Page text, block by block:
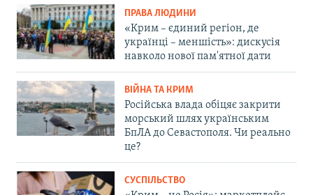
ПРАВА ЛЮДИНИ
«Крим – єдиний регіон, де
українці – меншість»: дискусія
навколо нової пам'ятної дати
ВІЙНА ТА КРИМ
Російська влада обіцяє закрити
морський шлях українським
БпЛА до Севастополя. Чи реально
це?
СУСПІЛЬСТВО